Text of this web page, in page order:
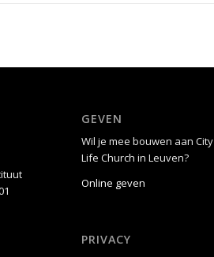
GEVEN
Wil je mee bouwen aan City
Life Church in Leuven?
Online geven
PRIVACY